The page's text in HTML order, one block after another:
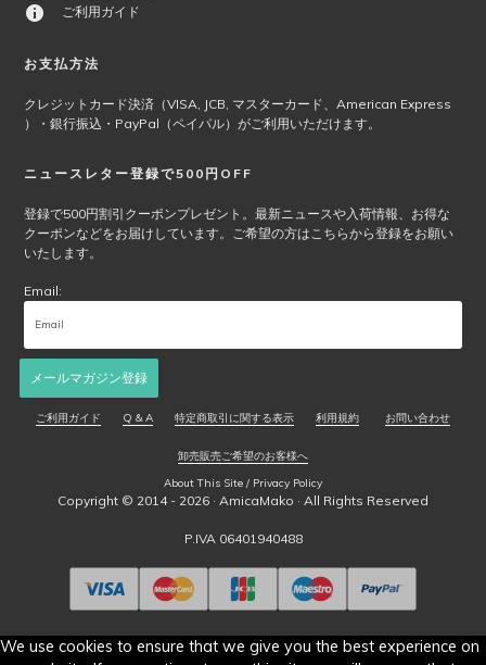
ペ
ー
か
選
択
ま
ご利用ガイド
お支払方法
クレジットカード決済（VISA, JCB, マスターカード、American Express
）・銀行振込・PayPal（ペイパル）がご利用いただけます。
ニュースレター登録で500円OFF
登録で500円割引クーポンプレゼント。最新ニュースや入荷情報、お得な
クーポンなどをお届けしています。ご希望の方はこちらから登録をお願い
いたします。
Email:
メールマガジン登録
ご利用ガイド Q & A 特定商取引に関する表示 利用規約 お問い合わせ
卸売販売ご希望のお客様へ
About This Site / Privacy Policy
Copyright © 2014 - 2026 · AmicaMako · All Rights Reserved
P.IVA 06401940488
We use cookies to ensure that we give you the best experience on